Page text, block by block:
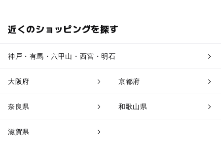
近くのショッピングを探す
神戸・有馬・六甲山・西宮・明石
大阪府 京都府
奈良県 和歌山県
滋賀県